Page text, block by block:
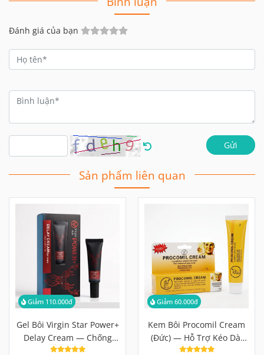
Đánh giá của bạn
Gửi
Sản phẩm liên quan
Giảm 110.000đ
Gel Bôi Virgin Star Power+
Delay Cream — Chống
Xuất Tinh Sớm 20ml
Giảm 60.000đ
Kem Bôi Procomil Cream
(Đức) — Hỗ Trợ Kéo Dài
Thời Gian 15g